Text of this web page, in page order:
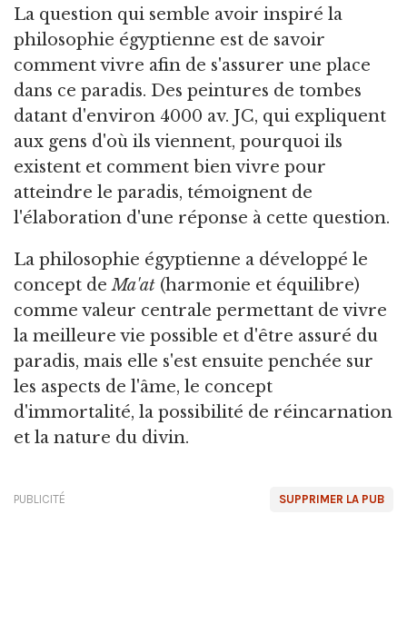
La question qui semble avoir inspiré la
philosophie égyptienne est de savoir
comment vivre afin de s'assurer une place
dans ce paradis. Des peintures de tombes
datant d'environ 4000 av. JC, qui expliquent
aux gens d'où ils viennent, pourquoi ils
existent et comment bien vivre pour
atteindre le paradis, témoignent de
l'élaboration d'une réponse à cette question.
La philosophie égyptienne a développé le
concept deMa'at (harmonie et équilibre)
comme valeur centrale permettant de vivre
la meilleure vie possible et d'être assuré du
paradis, mais elle s'est ensuite penchée sur
les aspects de l'âme, le concept
d'immortalité, la possibilité de réincarnation
et la nature du divin.
SUPPRIMER LA PUB
PUBLICITÉ